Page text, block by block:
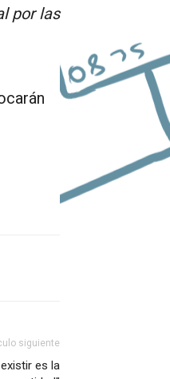
por las
siguiente
es la